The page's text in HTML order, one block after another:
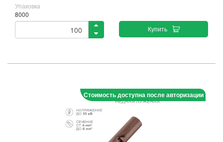
Упаковка
8000
Купить
Стоимость доступна после авторизации